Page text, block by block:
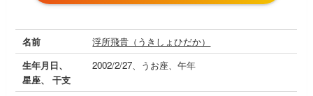
名前
浮所飛貴（うきしょひだか）
生年月日、
星座、 干支
2002/2/27、うお座、午年